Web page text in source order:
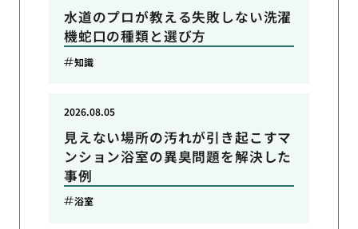
水道のプロが教える失敗しない洗濯
機蛇口の種類と選び方
知識
見えない場所の汚れが引き起こすマ
ンション浴室の異臭問題を解決した
事例
2026.08.05
浴室